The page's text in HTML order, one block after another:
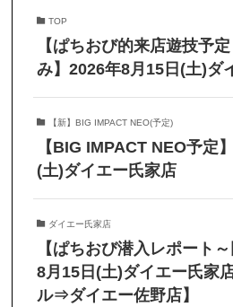
TOP
【ぱちおび的来店遊技予
み】2026年8月15日(土)ダ
【新】BIG IMPACT NEO(予定)
【BIG IMPACT NEO予定
(土)ダイエー氏家店
ダイエー氏家店
【ぱちおび潜入レポート
8月15日(土)ダイエー氏家
ル⇒ダイエー佐野店】